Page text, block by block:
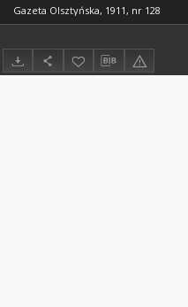
Gazeta Olsztyńska, 1911, nr 128